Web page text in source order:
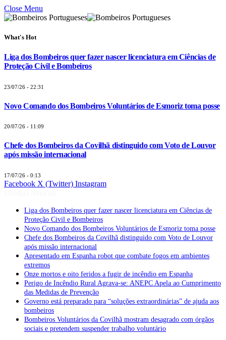
Close Menu
What's Hot
Liga dos Bombeiros quer fazer nascer licenciatura em Ciências de
Proteção Civil e Bombeiros
23/07/26 - 22:31
Novo Comando dos Bombeiros Voluntários de Esmoriz toma posse
20/07/26 - 11:09
Chefe dos Bombeiros da Covilhã distinguido com Voto de Louvor
após missão internacional
17/07/26 - 0:13
Facebook X (Twitter) Instagram
Liga dos Bombeiros quer fazer nascer licenciatura em Ciências de
Proteção Civil e Bombeiros
Novo Comando dos Bombeiros Voluntários de Esmoriz toma posse
Chefe dos Bombeiros da Covilhã distinguido com Voto de Louvor
após missão internacional
Apresentado em Espanha robot que combate fogos em ambientes
extremos
Onze mortos e oito feridos a fugir de incêndio em Espanha
Perigo de Incêndio Rural Agrava-se: ANEPC Apela ao Cumprimento
das Medidas de Prevenção
Governo está preparado para “soluções extraordinárias” de ajuda aos
bombeiros
Bombeiros Voluntários da Covilhã mostram desagrado com órgãos
sociais e pretendem suspender trabalho voluntário